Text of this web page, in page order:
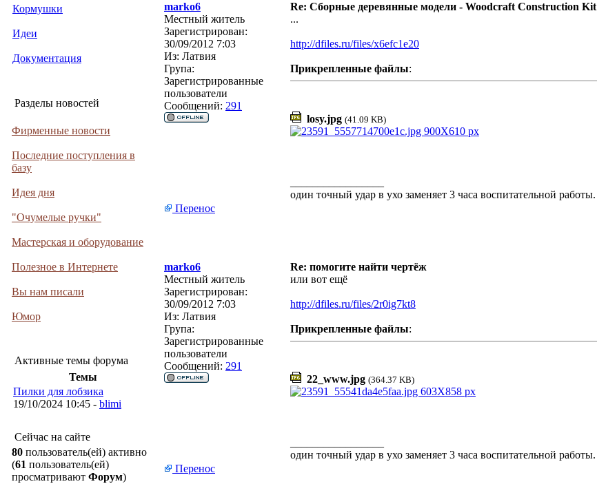
Кормушки
Идеи
Документация
Разделы новостей
Фирменные новости
Последние поступления в
базу
Идея дня
"Очумелые ручки"
Мастерская и оборудование
Полезное в Интернете
Вы нам писали
Юмор
Активные темы форума
Темы
Пилки для лобзика
19/10/2024 10:45 - blimi
Сейчас на сайте
80 пользователь(ей) активно
(61 пользователь(ей)
просматривают Форум)
marko6 Re: Сборные деревянные модели - Woodcraft Construction Kit
Местный житель
Зарегистрирован:
30/09/2012 7:03
Из: Латвия
Група:
Зарегистрированные
пользователи
Сообщений: 291
...
http://dfiles.ru/files/x6efc1e20
Прикрепленные файлы:
losy.jpg (41.09 KB)
один точный удар в ухо заменяет 3 часа воспитательной работы.
Перенос
marko6 Re: помогите найти чертёж
Местный житель
Зарегистрирован:
30/09/2012 7:03
Из: Латвия
Група:
Зарегистрированные
пользователи
Сообщений: 291
или вот ещё
http://dfiles.ru/files/2r0ig7kt8
Прикрепленные файлы:
22_www.jpg (364.37 KB)
один точный удар в ухо заменяет 3 часа воспитательной работы.
Перенос